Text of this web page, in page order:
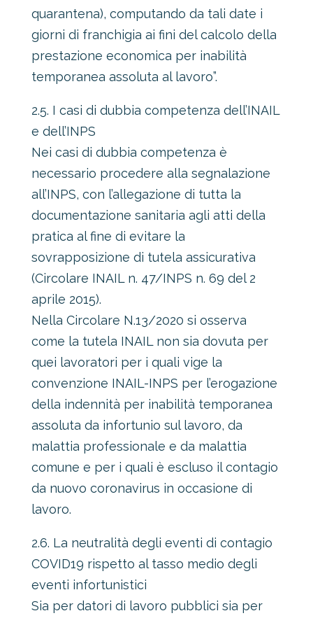
quarantena), computando da tali date i
giorni di franchigia ai fini del calcolo della
prestazione economica per inabilità
temporanea assoluta al lavoro”.
2.5. I casi di dubbia competenza dell’INAIL
e dell’INPS
Nei casi di dubbia competenza è
necessario procedere alla segnalazione
all’INPS, con l’allegazione di tutta la
documentazione sanitaria agli atti della
pratica al fine di evitare la
sovrapposizione di tutela assicurativa
(Circolare INAIL n. 47/INPS n. 69 del 2
aprile 2015).
Nella Circolare N.13/2020 si osserva
come la tutela INAIL non sia dovuta per
quei lavoratori per i quali vige la
convenzione INAIL-INPS per l’erogazione
della indennità per inabilità temporanea
assoluta da infortunio sul lavoro, da
malattia professionale e da malattia
comune e per i quali è escluso il contagio
da nuovo coronavirus in occasione di
lavoro.
2.6. La neutralità degli eventi di contagio
COVID19 rispetto al tasso medio degli
eventi infortunistici
Sia per datori di lavoro pubblici sia per